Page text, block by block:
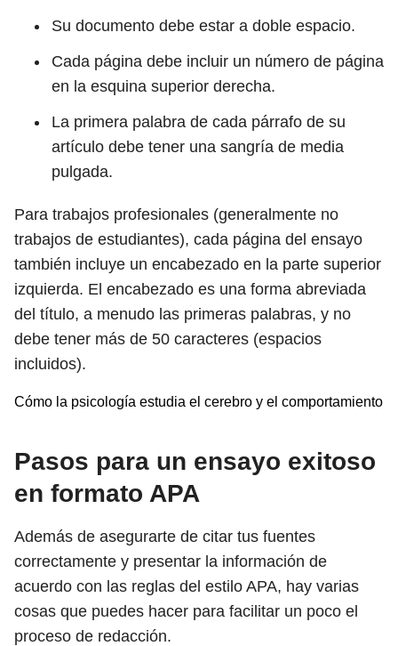
Su documento debe estar a doble espacio.
Cada página debe incluir un número de página
en la esquina superior derecha.
La primera palabra de cada párrafo de su
artículo debe tener una sangría de media
pulgada.
Para trabajos profesionales (generalmente no
trabajos de estudiantes), cada página del ensayo
también incluye un encabezado en la parte superior
izquierda. El encabezado es una forma abreviada
del título, a menudo las primeras palabras, y no
debe tener más de 50 caracteres (espacios
incluidos).
Cómo la psicología estudia el cerebro y el comportamiento
Pasos para un ensayo exitoso
en formato APA
Además de asegurarte de citar tus fuentes
correctamente y presentar la información de
acuerdo con las reglas del estilo APA, hay varias
cosas que puedes hacer para facilitar un poco el
proceso de redacción.